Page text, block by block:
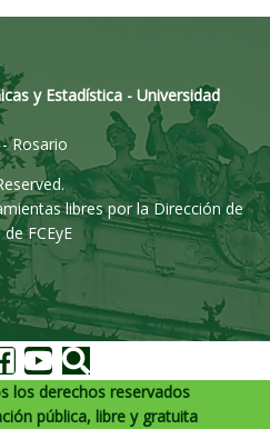
y Estadística - Universidad
Rosario
libres por la Dirección de
FCEyE
los derechos reservados
pública, libre y gratuita